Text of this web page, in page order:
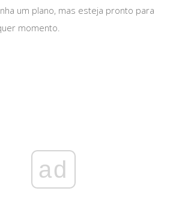
um plano, mas esteja pronto para
momento.
ad